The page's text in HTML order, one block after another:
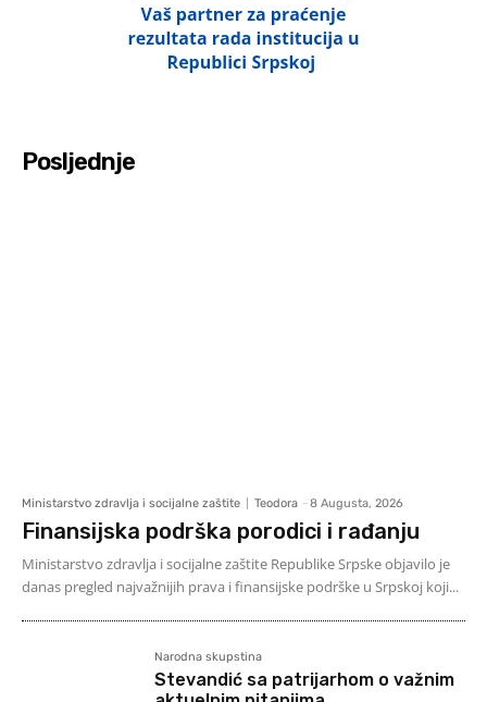
Posljednje
Ministarstvo zdravlja i socijalne zaštite Teodora - 8 Augusta, 2026
Finansijska podrška porodici i rađanju
Ministarstvo zdravlja i socijalne zaštite Republike Srpske objavilo je
danas pregled najvažnijih prava i finansijske podrške u Srpskoj koji...
Narodna skupstina
Stevandić sa patrijarhom o važnim